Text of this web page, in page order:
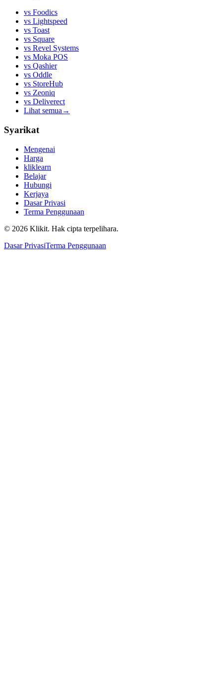
vs Foodics
vs Lightspeed
vs Toast
vs Square
vs Revel Systems
vs Moka POS
vs Qashier
vs Oddle
vs StoreHub
vs Zeoniq
vs Deliverect
Lihat semua →
Syarikat
Mengenai
Harga
kliklearn
Belajar
Hubungi
Kerjaya
Dasar Privasi
Terma Penggunaan
© 2026 Klikit. Hak cipta terpelihara.
Dasar PrivasiTerma Penggunaan